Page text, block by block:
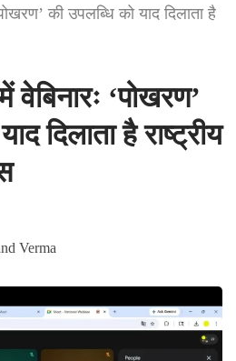
की उपलब्धि को याद दिलाता है
‘पोखरण’
दिलाता है राष्ट्रीय
Verma